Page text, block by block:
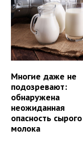
Многие даже не
подозревают:
обнаружена
неожиданная
опасность сырого
молока